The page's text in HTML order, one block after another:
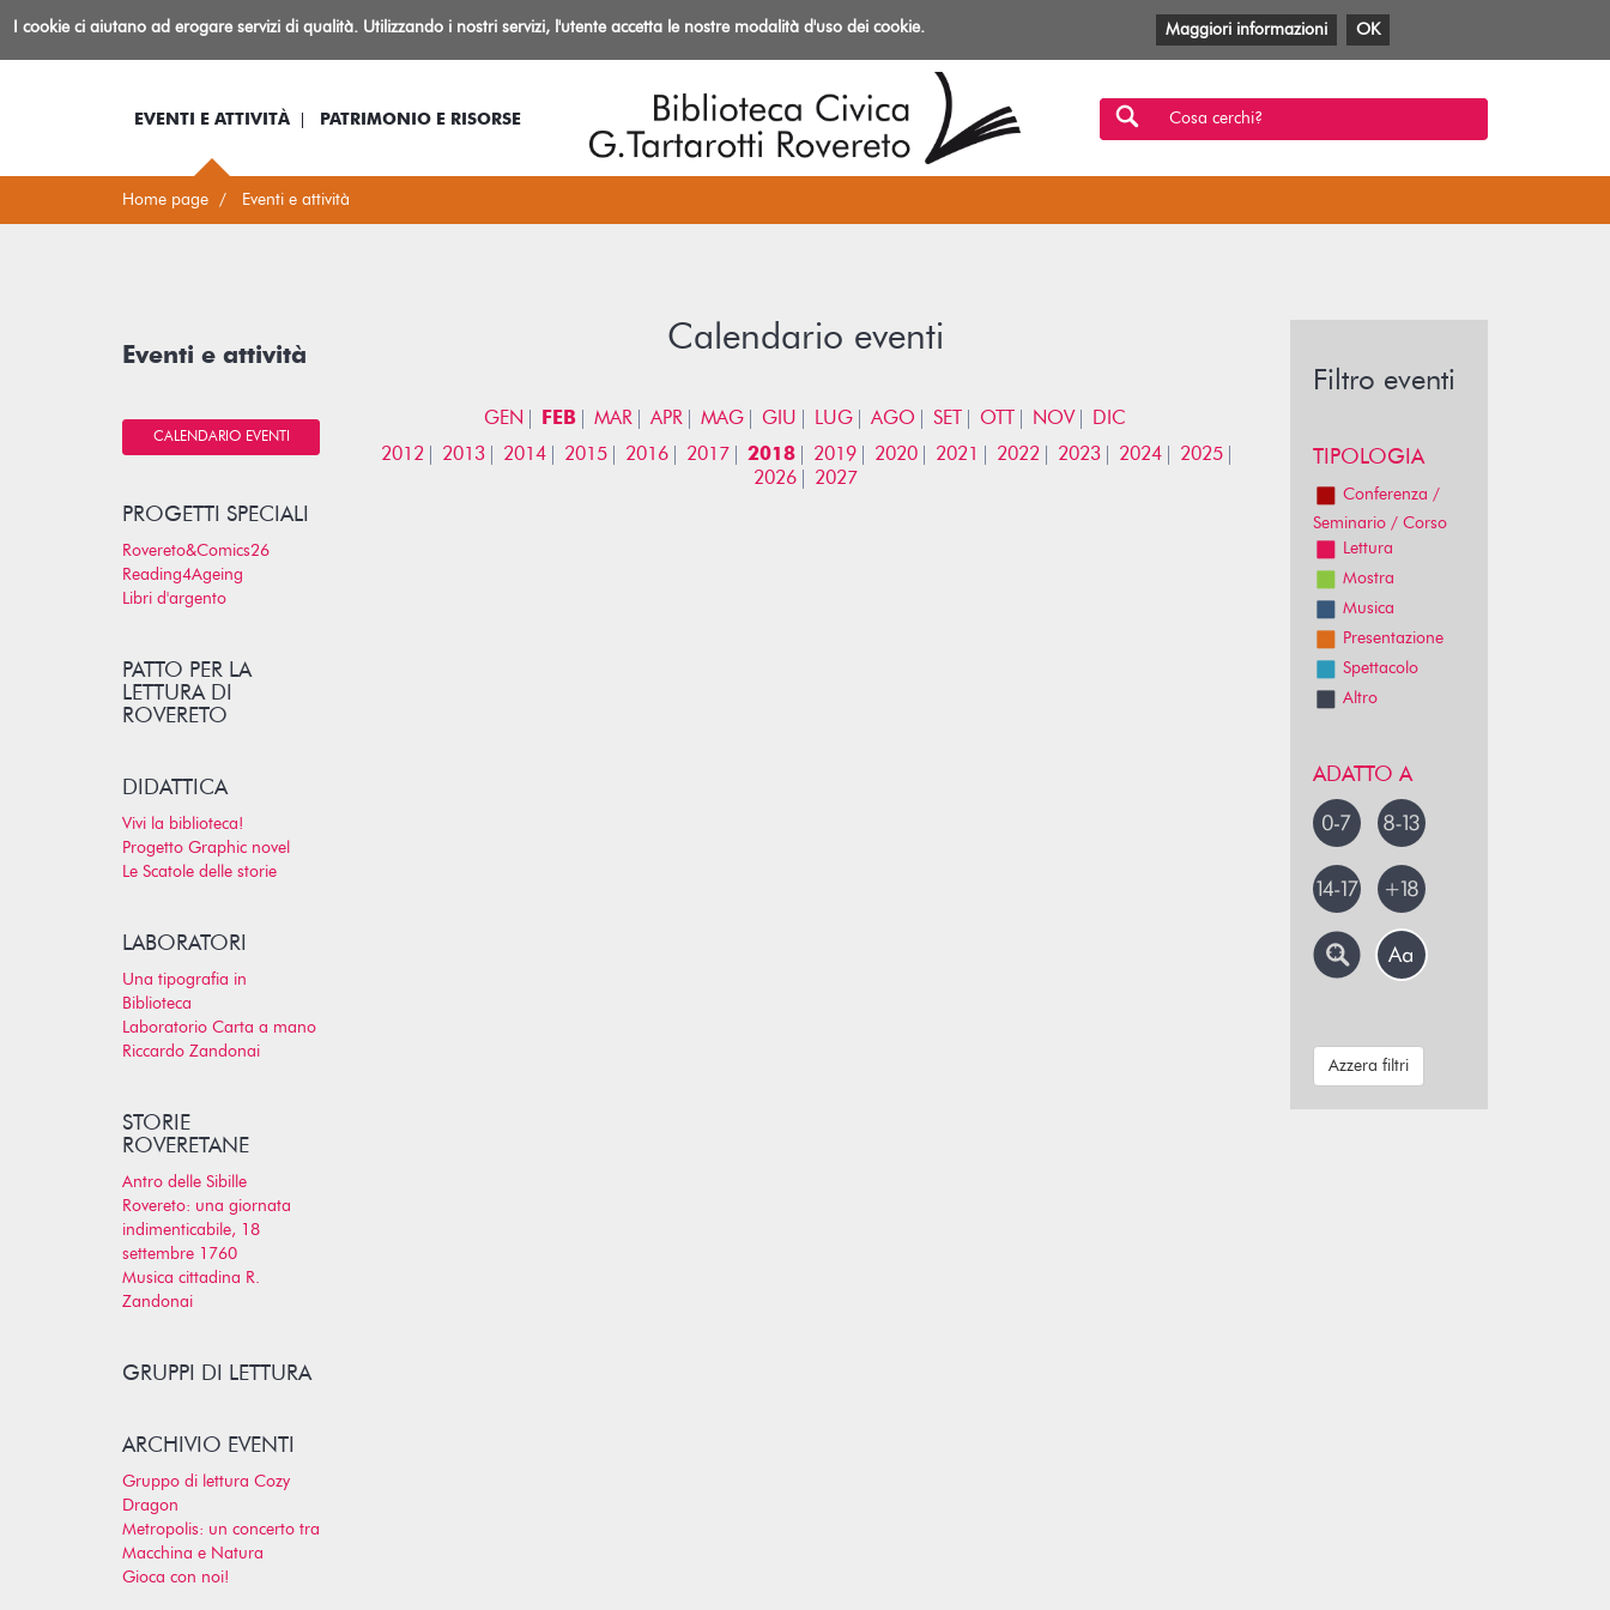
BibliotecaIo sono... Log-in Informazioni
Facebook
TwitterYouTube
Anobii
SBTMlol
EVENTI E ATTIVITÀ PATRIMONIO E RISORSE Cosa cerchi?
Home page Eventi e attività
Calendario eventi
GEN FEB MAR APR MAG GIU LUG AGO SET OTT NOV
DIC
2012
2013 2014 2015 2016 2017 2018 2019 2020 2021 2022 2023 2024
2025
2026
2027
Eventi e attività
CALENDARIO EVENTI
PROGETTI SPECIALI
Rovereto&Comics26
Reading4Ageing
Libri d'argento
PATTO PER LA
LETTURA DI
ROVERETO
DIDATTICA
Vivi la biblioteca!
Progetto Graphic novel
Le Scatole delle storie
LABORATORI
Una tipografia in
Biblioteca
Laboratorio Carta a mano
Riccardo Zandonai
STORIE
ROVERETANE
Antro delle Sibille
Rovereto: una giornata
indimenticabile, 18
settembre 1760
Musica cittadina R.
Zandonai
GRUPPI DI LETTURA
ARCHIVIO EVENTI
Gruppo di lettura Cozy
Dragon
Metropolis: un concerto tra
Macchina e Natura
Gioca con noi!
Filtro eventi
TIPOLOGIA
Conferenza /
Seminario / Corso
Lettura
Mostra
Musica
Presentazione
Spettacolo
Altro
ADATTO A
Azzera filtri
I cookie ci aiutano ad erogare servizi di qualità. Utilizzando i nostri servizi, l'utente accetta le nostre modalità d'uso dei cookie. Maggiori informazioni OK